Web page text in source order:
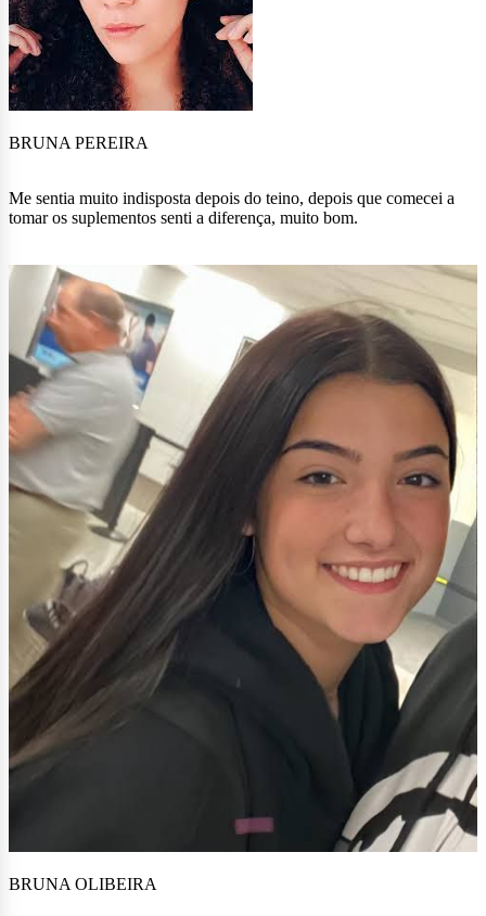
BRUNA PEREIRA
Me sentia muito indisposta depois do teino, depois que comecei a
tomar os suplementos senti a diferença, muito bom.
BRUNA OLIBEIRA